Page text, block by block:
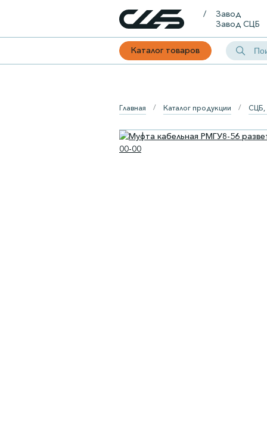
Завод
Завод СЦБ
Каталог товаров
Главная Каталог продукции СЦБ,